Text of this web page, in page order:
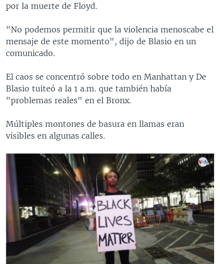
por la muerte de Floyd.
"No podemos permitir que la violencia menoscabe el
mensaje de este momento", dijo de Blasio en un
comunicado.
El caos se concentró sobre todo en Manhattan y De
Blasio tuiteó a la 1 a.m. que también había
"problemas reales" en el Bronx.
Múltiples montones de basura en llamas eran
visibles en algunas calles.